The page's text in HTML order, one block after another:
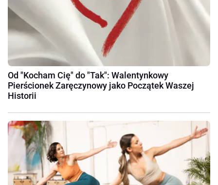
Od "Kocham Cię" do "Tak": Walentynkowy
Pierścionek Zaręczynowy jako Początek Waszej
Historii